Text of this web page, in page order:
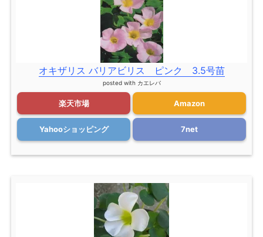
オキザリス バリアビリス ピンク 3.5号苗
posted with カエレバ
楽天市場 Amazon
Yahooショッピング 7net